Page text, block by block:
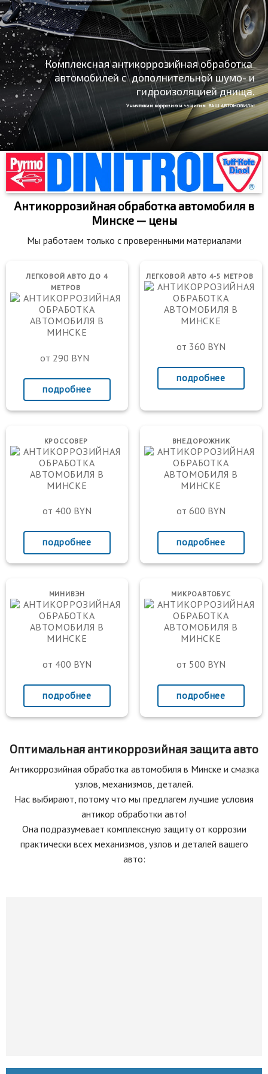
Комплексная антикоррозийная обработка
автомобилей с дополнительной шумо- и
гидроизоляцией днища.
Уничтожим коррозию и защитим ВАШ АВТОМОБИЛЬ!
Антикоррозийная обработка автомобиля в
Минске — цены
Мы работаем только с проверенными материалами
ЛЕГКОВОЙ АВТО ДО 4
МЕТРОВ
от 290 BYN
подробнее
ЛЕГКОВОЙ АВТО 4-5 МЕТРОВ
от 360 BYN
подробнее
КРОССОВЕР
от 400 BYN
подробнее
ВНЕДОРОЖНИК
от 600 BYN
подробнее
МИНИВЭН
от 400 BYN
подробнее
МИКРОАВТОБУС
от 500 BYN
подробнее
Оптимальная антикоррозийная защита авто
Антикоррозийная обработка автомобиля в Минске и смазка
узлов, механизмов, деталей.
Нас выбирают, потому что мы предлагем лучшие условия
антикор обработки авто!
Она подразумевает комплексную защиту от коррозии
практически всех механизмов, узлов и деталей вашего
авто: